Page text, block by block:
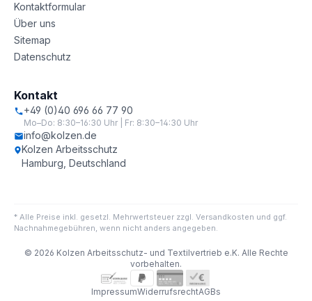
Kontaktformular
Über uns
Sitemap
Datenschutz
Kontakt
+49 (0)40 696 66 77 90
Mo–Do: 8:30–16:30 Uhr | Fr: 8:30–14:30 Uhr
info@kolzen.de
Kolzen Arbeitsschutz
Hamburg, Deutschland
* Alle Preise inkl. gesetzl. Mehrwertsteuer zzgl. Versandkosten und ggf.
Nachnahmegebühren, wenn nicht anders angegeben.
© 2026 Kolzen Arbeitsschutz- und Textilvertrieb e.K. Alle Rechte
vorbehalten.
ImpressumWiderrufsrechtAGBs